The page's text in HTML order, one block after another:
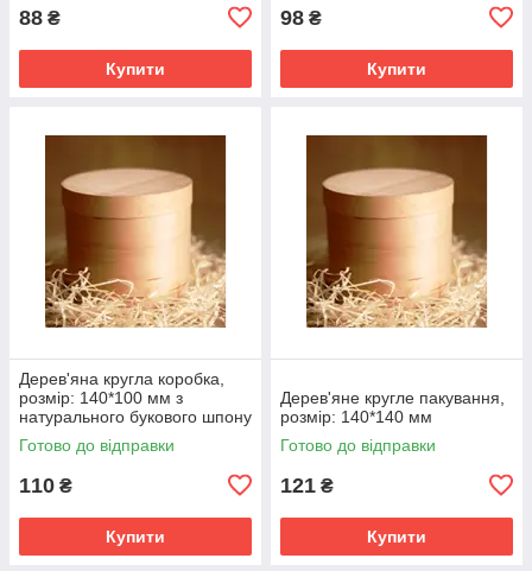
88 ₴
Купити
98 ₴
Купити
Дерев'яна кругла коробка,
розмір: 140*100 мм з
натурального букового шпону
Готово до відправки
110 ₴
Купити
Дерев'яне кругле пакування,
розмір: 140*140 мм
Готово до відправки
121 ₴
Купити